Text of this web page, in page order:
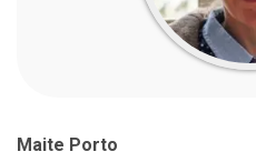
Maite Porto